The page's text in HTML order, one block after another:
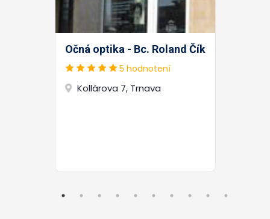
Očná optika - Bc. Roland Čík
5 hodnotení
Kollárova 7, Trnava